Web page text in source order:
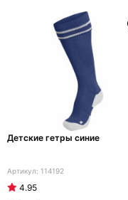
Детские гетры синие
114192
4.95